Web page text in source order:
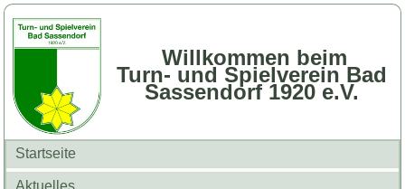
Willkommen beim
Turn- und Spielverein Bad
Sassendorf 1920 e.V.
Startseite